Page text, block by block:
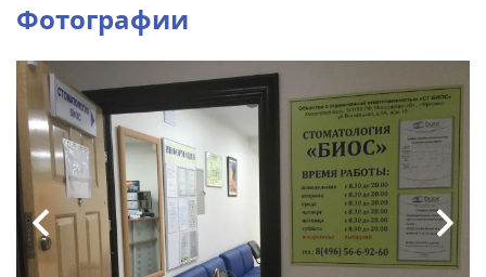
Фотографии